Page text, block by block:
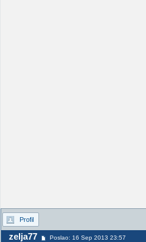
Profil
zelja77 Poslao: 16 Sep 2013 23:57